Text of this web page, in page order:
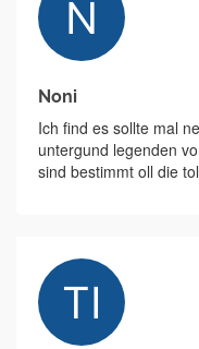
Noni
Ich find es sollte mal
untergund legenden
sind bestimmt oll die